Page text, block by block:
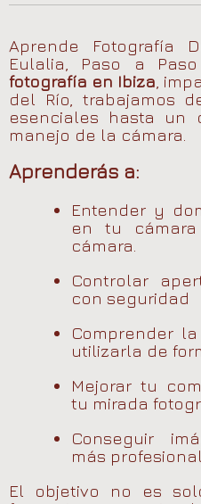
Aprende Fotografía
Eulalia, Paso a
fotografía en Ibiza ,
del Río, trabajamos
esenciales hasta un
manejo de la cámara.
Aprenderás a:
Entender y
en tu
cámara.
Controlar
con seguridad
Comprender
utilizarla de
Mejorar tu
tu mirada
Conseguir
más profesional
El objetivo no es